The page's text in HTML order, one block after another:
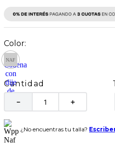
Cantidad
＋
－
¿No encuentras tu talla?